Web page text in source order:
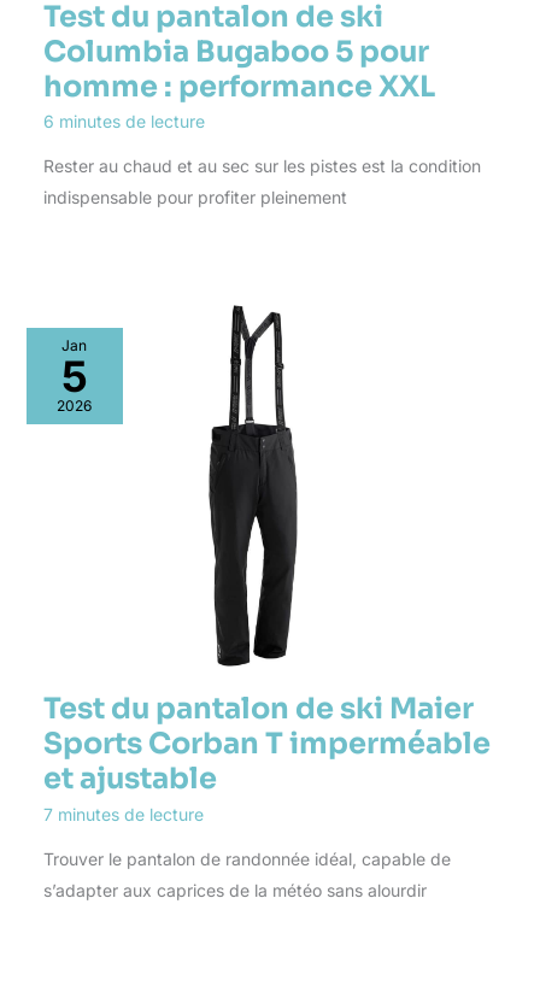
Test du pantalon de ski
Columbia Bugaboo 5 pour
homme : performance XXL
6 minutes de lecture
Rester au chaud et au sec sur les pistes est la condition
indispensable pour profiter pleinement
Jan
5
2026
Test du pantalon de ski Maier
Sports Corban T imperméable
et ajustable
7 minutes de lecture
Trouver le pantalon de randonnée idéal, capable de
s’adapter aux caprices de la météo sans alourdir